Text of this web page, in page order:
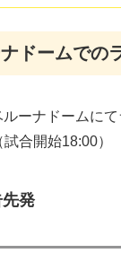
ドームでの
ーナドームに
合開始18:00）
発